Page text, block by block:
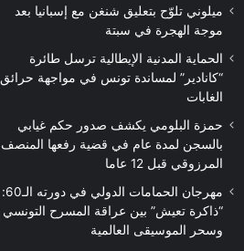
ميلوني تلوّح بتعليق شنغن مع إسبانيا بعد
موجة الهجرة في سبتة
الحماية المدنية الإيطالية ترسل طائرة
“كانادير” لمساندة تونس في مواجهة حرائق
الغابات
حمزة البلومي يكشف صدور حكم غيابي
بالسجن لمدة عام في قضية رفعها المنصف
المرزوقي قبل 12 عاما
مهرجان الحمامات الدولي في دورته الـ60:
“ذاكرة تعيش” بين عراقة المسرح التونسي
وسحر الموسيقى العالمية